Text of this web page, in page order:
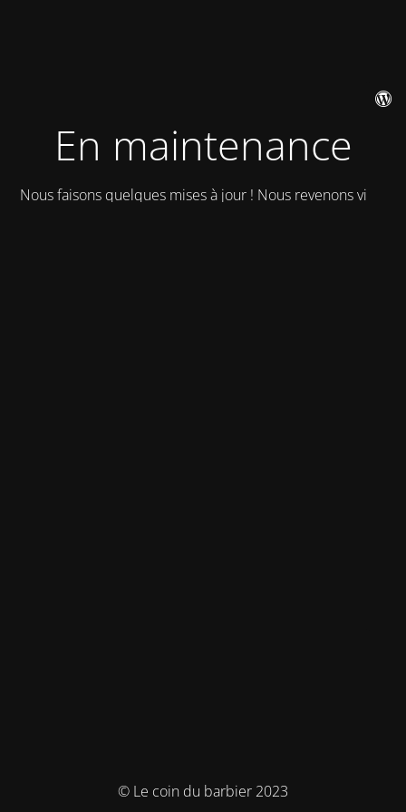
En maintenance
Nous faisons quelques mises à jour ! Nous revenons vite !
© Le coin du barbier 2023